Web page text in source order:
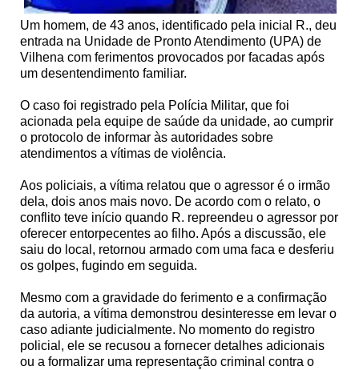
Um homem, de 43 anos, identificado pela inicial R., deu
entrada na Unidade de Pronto Atendimento (UPA) de
Vilhena com ferimentos provocados por facadas após
um desentendimento familiar.
O caso foi registrado pela Polícia Militar, que foi
acionada pela equipe de saúde da unidade, ao cumprir
o protocolo de informar às autoridades sobre
atendimentos a vítimas de violência.
Aos policiais, a vítima relatou que o agressor é o irmão
dela, dois anos mais novo. De acordo com o relato, o
conflito teve início quando R. repreendeu o agressor por
oferecer entorpecentes ao filho. Após a discussão, ele
saiu do local, retornou armado com uma faca e desferiu
os golpes, fugindo em seguida.
Mesmo com a gravidade do ferimento e a confirmação
da autoria, a vítima demonstrou desinteresse em levar o
caso adiante judicialmente. No momento do registro
policial, ele se recusou a fornecer detalhes adicionais
ou a formalizar uma representação criminal contra o